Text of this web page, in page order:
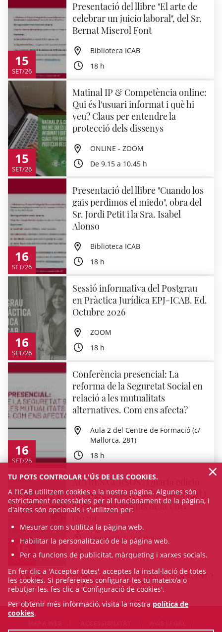
15
SET/26
Presentació del llibre "El arte de
celebrar un juicio laboral", del Sr.
Bernat Miserol Font
Biblioteca ICAB
18 h
15
SET/26
Matinal IP & Competència online:
Qui és l'usuari informat i què hi
veu? Claus per entendre la
protecció dels dissenys
ONLINE - ZOOM
De 9.15 a 10.45 h
16
SET/26
Presentació del llibre "Cuando los
gais perdimos el miedo", obra del
Sr. Jordi Petit i la Sra. Isabel
Alonso
Biblioteca ICAB
18 h
16
SET/26
Sessió informativa del Postgrau
en Pràctica Jurídica EPJ-ICAB. Ed.
Octubre 2026
ZOOM
18 h
16
SET/26
Conferència presencial: La
reforma de la Seguretat Social en
relació a les mutualitats
alternatives. Com ens afecta?
Aula 2 del Centre de Formació (c/
Mallorca, 281)
18 h
16
SET/26
ALTRES CURSOS | Quarta edició
del Postgrau en Economia Social i
Solidària i Comuns de la UdG
Universitat de Girona
Segons programa
1 2 3 4 5 SEGÜENT
TU POTS CONTROLAR L'ÚS DE LES COOKIES.
A l’ICAB utilitzem cookies a la nostra pàgina. Algunes són
estrictament necessàries per al funcionament de la pàgina, i
d'altres són opcionals i s'utilitzen per:
Mesurar com s'utilitza la pàgina web.
Habilitar la personalització de la pàgina web.
Per a funcions de publicitat, màrqueting i xarxes socials.
En fer clic a 'Acceptar totes', acceptes la instal·lació de totes
les cookies. Si prefereixes configurar-les tu mateix/a o
rebutjar-les, fes clic a 'Configuració de cookies'.
Per obtenir més informació, visita la nostra política de
cookies.
×